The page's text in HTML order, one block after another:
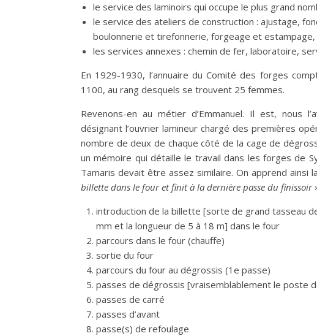
le service des laminoirs qui occupe le plus grand
le service des ateliers de construction : ajustage,
boulonnerie et tirefonnerie, forgeage et estampage,
les services annexes : chemin de fer, laboratoire,
En 1929-1930, l’annuaire du Comité des forges
1100, au rang desquels se trouvent 25 femmes.
Revenons-en au métier d’Emmanuel. Il est, nous
désignant l’ouvrier lamineur chargé des premières
nombre de deux de chaque côté de la cage de
un mémoire qui détaille le travail dans les forges de
Tamaris devait être assez similaire. On apprend ainsi
billette dans le four et finit à la dernière passe du finissoir
introduction de la billette [sorte de grand tasseau
mm et la longueur de 5 à 18 m] dans le four
parcours dans le four (chauffe)
sortie du four
parcours du four au dégrossis (1e passe)
passes de dégrossis [vraisemblablement le poste
passes de carré
passes d’avant
passe(s) de refoulage